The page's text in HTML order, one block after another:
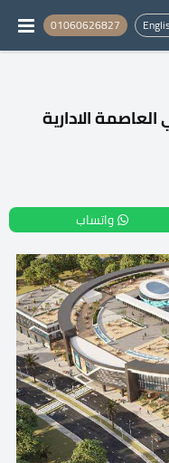
01060626827
الادارية
واتساب